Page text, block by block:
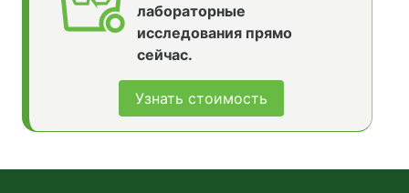
лабораторные
исследования прямо
сейчас.
Узнать стоимость